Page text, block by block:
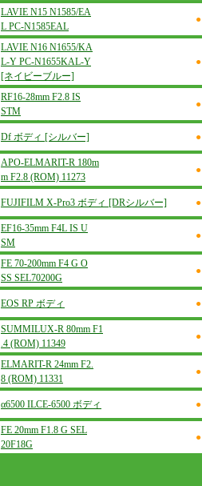
LAVIE N15 N1585/EA
L PC-N1585EAL
●
LAVIE N16 N1655/KA
L-Y PC-N1655KAL-Y
[ネイビーブルー]
●
RF16-28mm F2.8 IS
STM
●
Df ボディ [シルバー] ●
APO-ELMARIT-R 180m
m F2.8 (ROM) 11273
●
FUJIFILM X-Pro3 ボディ [DRシルバー] ●
EF16-35mm F4L IS U
SM
●
FE 70-200mm F4 G O
SS SEL70200G
●
EOS RP ボディ ●
SUMMILUX-R 80mm F1
.4 (ROM) 11349
●
ELMARIT-R 24mm F2.
8 (ROM) 11331
●
α6500 ILCE-6500 ボディ ●
FE 20mm F1.8 G SEL
20F18G
●